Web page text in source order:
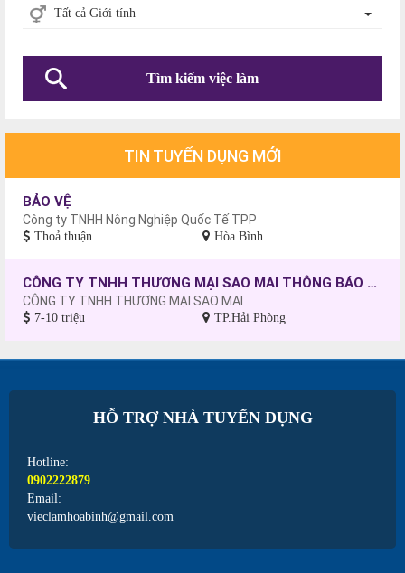
Tất cả Giới tính
Tìm kiếm việc làm
TIN TUYỂN DỤNG MỚI
BẢO VỆ
Công ty TNHH Nông Nghiệp Quốc Tế TPP
Thoả thuận Hòa Bình
CÔNG TY TNHH THƯƠNG MẠI SAO MAI THÔNG BÁO TUYỂN DỤNG CÔNG NHÂN MAY, CHƯA CÓ TAY NGHỀ SẼ ĐƯỢC ĐÀO TẠO.
CÔNG TY TNHH THƯƠNG MẠI SAO MAI
7-10 triệu TP.Hải Phòng
HỖ TRỢ NHÀ TUYỂN DỤNG
Hotline:
0902222879
Email:
vieclamhoabinh@gmail.com